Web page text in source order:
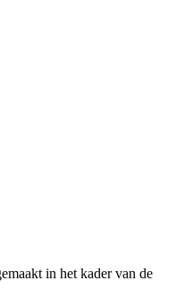
in het kader van de